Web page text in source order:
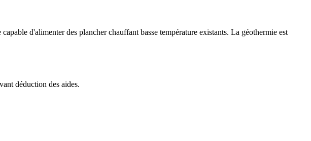
d'alimenter des plancher chauffant basse température existants. La géothermie est
déduction des aides.